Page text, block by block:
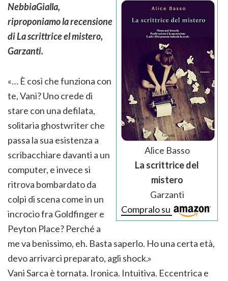
Alice Basso
La scrittrice del
mistero
Garzanti
Compralo su
NebbiaGialla,
riproponiamo la recensione
di La scrittrice el mistero,
Garzanti.
«… È così che funziona con
te, Vani? Uno crede di
stare con una defilata,
solitaria ghostwriter che
passa la sua esistenza a
scribacchiare davanti a un
computer, e invece si
ritrova bombardato da
colpi di scena come in un
incrocio fra Goldfinger e
Peyton Place? Perché a
me va benissimo, eh. Basta saperlo. Ho una certa età,
devo arrivarci preparato, agli shock.»
Vani Sarca è tornata. Ironica. Intuitiva. Eccentrica e